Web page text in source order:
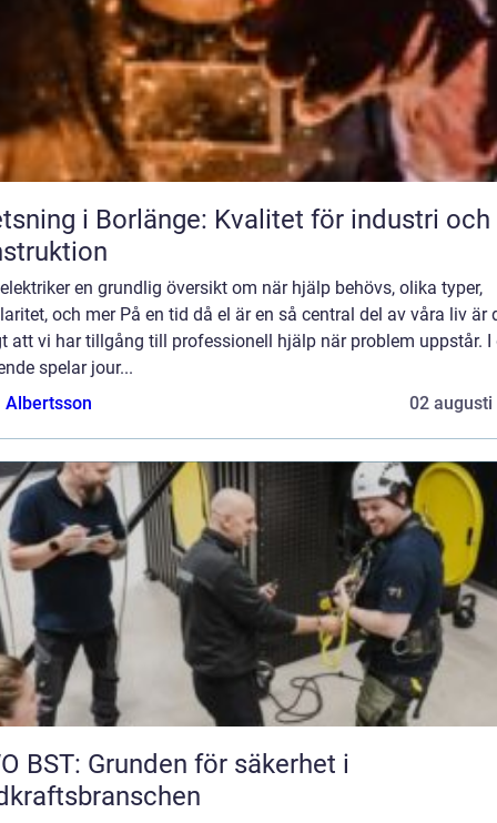
i Borlänge: Kvalitet för industri och
en grundlig översikt om när hjälp behövs, olika typer,
och mer På en tid då el är en så central del av våra liv är
att vi har tillgång till professionell hjälp när problem uppstår. I
spelar jour...
Albertsson
02 augusti
BST: Grunden för säkerhet i